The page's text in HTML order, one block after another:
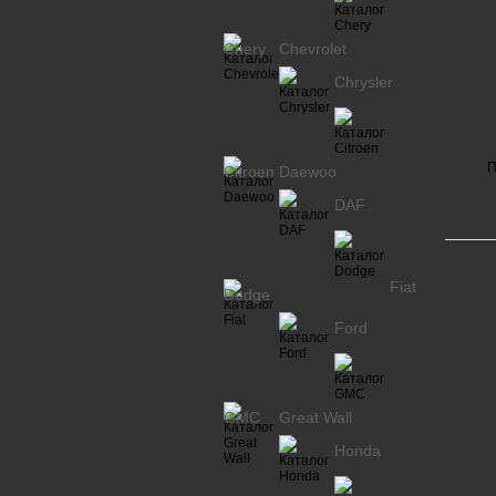
Chery
Chevrolet
Chrysler
Citroen Daewoo
DAF
Dodge Fiat
Ford
GMC
Great Wall
Honda